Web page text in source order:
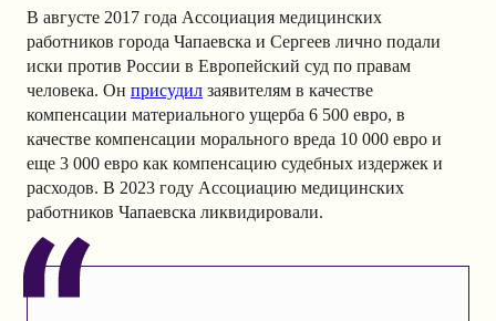
В августе 2017 года Ассоциация медицинских
работников города Чапаевска и Сергеев лично подали
иски против России в Европейский суд по правам
человека. Он присудил заявителям в качестве
компенсации материального ущерба 6 500 евро, в
качестве компенсации морального вреда 10 000 евро и
еще 3 000 евро как компенсацию судебных издержек и
расходов. В 2023 году Ассоциацию медицинских
работников Чапаевска ликвидировали.